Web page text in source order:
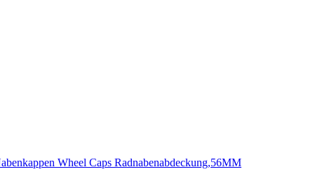
Wheel Caps Radnabenabdeckung,56MM